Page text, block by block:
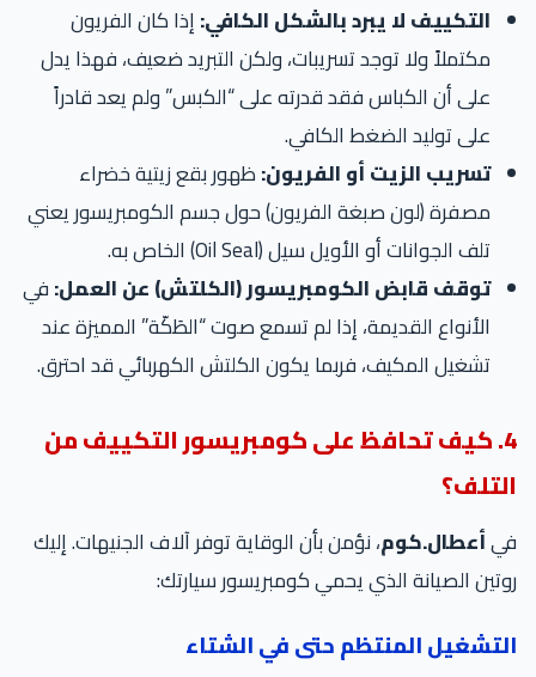
التكييف لا يبرد بالشكل الكافي:إذا كان الفريون
مكتملاً ولا توجد تسريبات، ولكن التبريد ضعيف، فهذا يدل
على أن الكباس فقد قدرته على “الكبس” ولم يعد قادراً
على توليد الضغط الكافي.
تسريب الزيت أو الفريون:ظهور بقع زيتية خضراء
مصفرة (لون صبغة الفريون) حول جسم الكومبريسور يعني
تلف الجوانات أو الأويل سيل (Oil Seal) الخاص به.
توقف قابض الكومبريسور (الكلتش) عن العمل:في
الأنواع القديمة، إذا لم تسمع صوت “الطَكّة” المميزة عند
تشغيل المكيف، فربما يكون الكلتش الكهربائي قد احترق.
4. كيف تحافظ على كومبريسور التكييف من
التلف؟
فيأعطال.كوم، نؤمن بأن الوقاية توفر آلاف الجنيهات. إليك
روتين الصيانة الذي يحمي كومبريسور سيارتك:
التشغيل المنتظم حتى في الشتاء